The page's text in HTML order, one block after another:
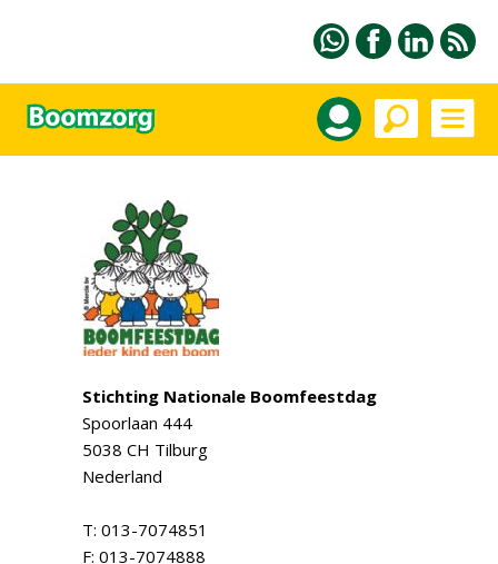
Stichting Nationale Boomfeestdag
Spoorlaan 444
5038 CH Tilburg
Nederland
T: 013-7074851
F: 013-7074888